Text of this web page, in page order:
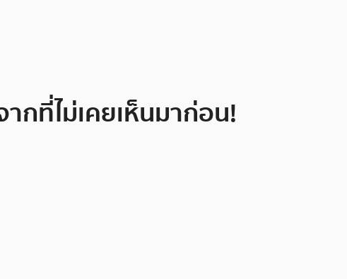
ากที่ไม่เคยเห็นมาก่อน!